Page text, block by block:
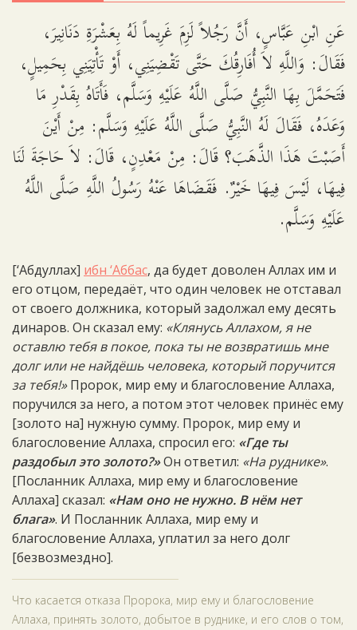
عَنِ ابْنِ عَبَّاسٍ، أَنَّ رَجُلاً لَزِمَ غَرِيماً لَهُ بِعَشْرَةِ دَنَانِيرَ،
فَقَالَ: وَاللَّهِ لاَ أُفَارِقُكَ حَتَّى تَقْضِيَنِي، أَوْ تَأْتِيَنِي بِحَمِيلٍ،
فَتَحَمَّلَ بِهَا النَّبِيُّ صَلَّى اللَّهُ عَلَيْهِ وَسَلَّم، فَأَتَاهُ بِقَدْرِ مَا
وَعَدَهُ، فَقَالَ لَهُ النَّبِيُّ صَلَّى اللَّهُ عَلَيْهِ وَسَلَّم: مِنْ أَيْنَ
أَصَبْتَ هَذَا الذَّهَبَ؟ قَالَ: مِنْ مَعْدِنٍ، قَالَ: لاَ حَاجَةَ لَنَا
فِيهَا، لَيْسَ فِيهَا خَيْرٌ. فَقَضَاهَا عَنْهُ رَسُولُ اللَّهِ صَلَّى اللَّهُ
عَلَيْهِ وَسَلَّم.
[‘Абдуллах] ибн ‘Аббас, да будет доволен Аллах им и
его отцом, передаёт, что один человек не отставал
от своего должника, который задолжал ему десять
динаров. Он сказал ему: «Клянусь Аллахом, я не
оставлю тебя в покое, пока ты не возвратишь мне
долг или не найдёшь человека, который поручится
за тебя!»Пророк, мир ему и благословение Аллаха,
поручился за него, а потом этот человек принёс ему
[золото на] нужную сумму. Пророк, мир ему и
благословение Аллаха, спросил его: «Где ты
раздобыл это золото?»Он ответил: «На руднике».
[Посланник Аллаха, мир ему и благословение
Аллаха] сказал: «Нам оно не нужно. В нём нет
блага». И Посланник Аллаха, мир ему и
благословение Аллаха, уплатил за него долг
[безвозмездно].
Что касается отказа Пророка, мир ему и благословение
Аллаха, принять золото, добытое в руднике, и его слов о том,